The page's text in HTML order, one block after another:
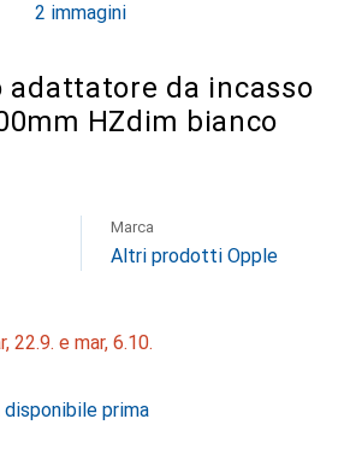
2 immagini
adattatore da incasso
HZdim bianco
Marca
Altri prodotti Opple
22.9. e mar, 6.10.
disponibile prima